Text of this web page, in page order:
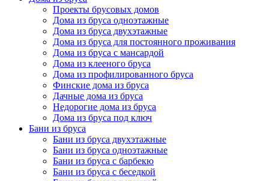
Проекты брусовых домов
Дома из бруса одноэтажные
Дома из бруса двухэтажные
Дома из бруса для постоянного проживания
Дома из бруса с мансардой
Дома из клееного бруса
Дома из профилированного бруса
Финские дома из бруса
Дачные дома из бруса
Недорогие дома из бруса
Дома из бруса под ключ
Бани из бруса
Бани из бруса двухэтажные
Бани из бруса одноэтажные
Бани из бруса с барбекю
Бани из бруса с беседкой